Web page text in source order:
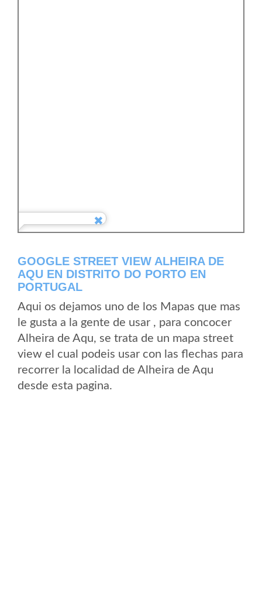
GOOGLE STREET VIEW ALHEIRA DE
AQU EN DISTRITO DO PORTO EN
PORTUGAL
Aqui os dejamos uno de los Mapas que mas
le gusta a la gente de usar , para concocer
Alheira de Aqu, se trata de un mapa street
view el cual podeis usar con las flechas para
recorrer la localidad de Alheira de Aqu
desde esta pagina.